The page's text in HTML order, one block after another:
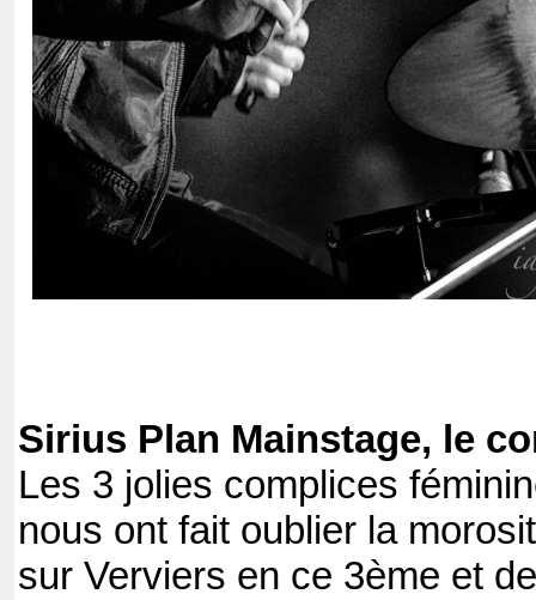
Sirius Plan Mainstage, le
Les 3 jolies complices
nous ont fait oublier la
sur Verviers en ce 3ème et